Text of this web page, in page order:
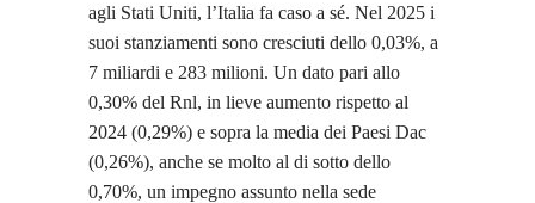
agli Stati Uniti, l’Italia fa caso a sé. Nel 2025 i
suoi stanziamenti sono cresciuti dello 0,03%, a
7 miliardi e 283 milioni. Un dato pari allo
0,30% del Rnl, in lieve aumento rispetto al
2024 (0,29%) e sopra la media dei Paesi Dac
(0,26%), anche se molto al di sotto dello
0,70%, un impegno assunto nella sede